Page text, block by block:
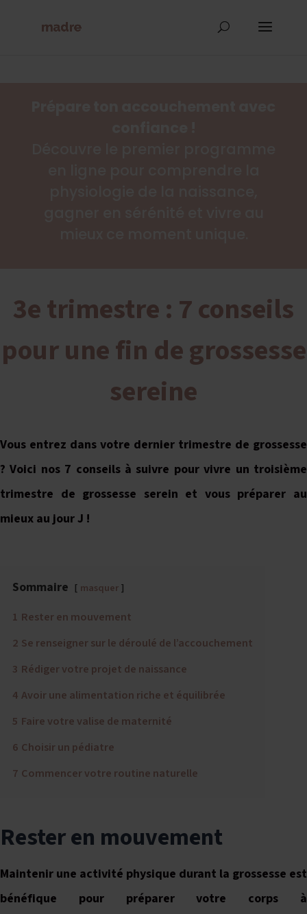
3e trimestre : 7 conseils
pour une fin de grossesse
sereine
Vous entrez dans votre dernier trimestre de grossesse
? Voici nos 7 conseils à suivre pour vivre un troisième
trimestre de grossesse serein et vous préparer au
mieux au jour J !
Sommaire masquer
1 Rester en mouvement
2 Se renseigner sur le déroulé de l’accouchement
3 Rédiger votre projet de naissance
4 Avoir une alimentation riche et équilibrée
5 Faire votre valise de maternité
6 Choisir un pédiatre
7 Commencer votre routine naturelle
Rester en mouvement
Maintenir une activité physique durant la grossesse est
bénéfique pour préparer votre corps à